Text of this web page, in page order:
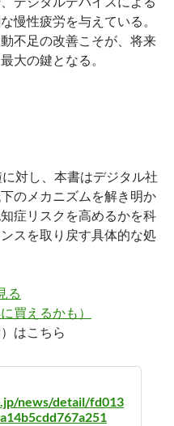
慢性疲労を与えている。
不足の改善こそが、将来
大の鍵となる。
対し、本書はデジタル社
のメカニズムを解き明か
症リスクを高めるかを科
スを取り戻す具体的な処
る
買えるかも）
はこちら
news/detail/fd013